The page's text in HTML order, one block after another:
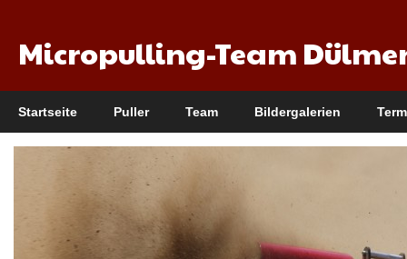
Micropulling-Team
Startseite Puller Team Bildergalerien